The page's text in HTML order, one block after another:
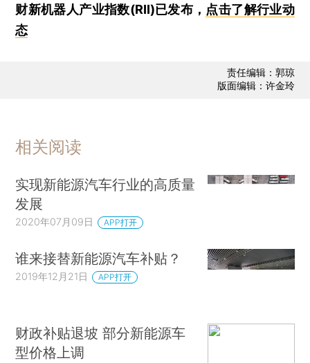
财新机器人产业指数(RII)已发布， 点击了解行业动
态
责任编辑：郭琼
版面编辑：许金玲
相关阅读
实现新能源汽车行业的高质量
发展
2020年07月09日 APP打开
谁来接替新能源汽车补贴？
2019年12月21日 APP打开
财政补贴退坡 部分新能源车
型价格上调